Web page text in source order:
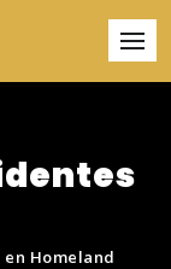
Homeland